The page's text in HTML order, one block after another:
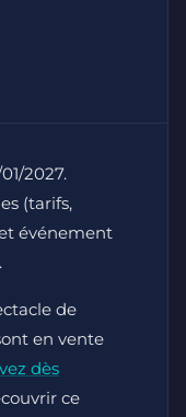
2027.
(tarifs,
événement
.
de
en vente
dès
ce